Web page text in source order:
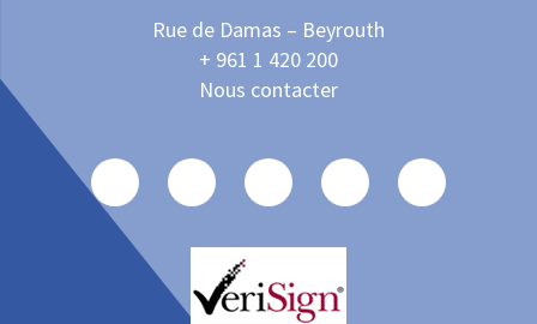
Rue de Damas – Beyrouth
+ 961 1 420 200
Nous contacter